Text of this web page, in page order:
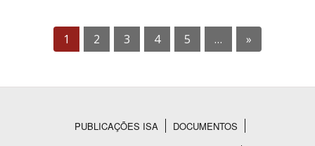
1 2 3 4 5 … »
PUBLICAÇÕES ISA DOCUMENTOS